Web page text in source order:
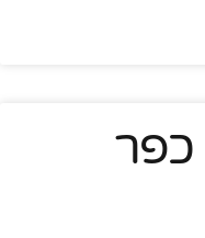
כפר